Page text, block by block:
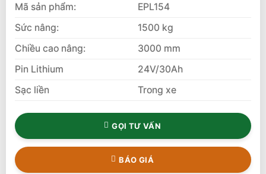
Mã sản phẩm:
EPL154
Sức nâng:
1500 kg
Chiều cao nâng:
3000 mm
Pin Lithium
24V/30Ah
Sạc liền
Trong xe
GỌI TƯ VẤN
BÁO GIÁ